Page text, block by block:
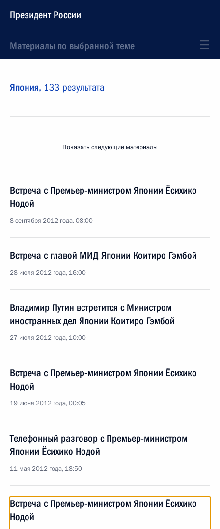
Президент России
Материалы по выбранной теме
Япония, 133 результата
Показать следующие материалы
Встреча с Премьер-министром Японии Ёсихико
Нодой
8 сентября 2012 года, 08:00
Встреча с главой МИД Японии Коитиро Гэмбой
28 июля 2012 года, 16:00
Владимир Путин встретится с Министром
иностранных дел Японии Коитиро Гэмбой
27 июля 2012 года, 10:00
Встреча с Премьер-министром Японии Ёсихико
Нодой
19 июня 2012 года, 00:05
Телефонный разговор с Премьер-министром
Японии Ёсихико Нодой
11 мая 2012 года, 18:50
Встреча с Премьер-министром Японии Ёсихико
Нодой